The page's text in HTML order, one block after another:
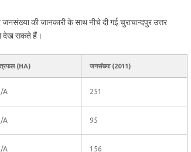
की जानकारी के साथ नीचे दी गई चुराचान्दपुर उत्तर
देख सकते हैं।
(HA) जनसंख्या (2011)
A 251
A 95
A 156